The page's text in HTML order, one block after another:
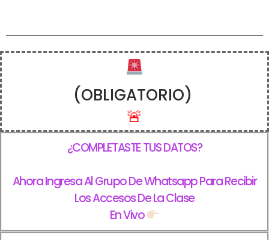
(OBLIGATORIO)
🚨
¿COMPLETASTE TUS DATOS?
Ahora Ingresa Al Grupo De Whatsapp Para Recibir
Los Accesos De La Clase
En Vivo